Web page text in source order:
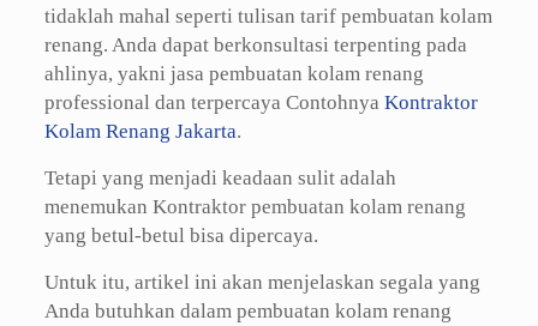
tidaklah mahal seperti tulisan tarif pembuatan kolam
renang. Anda dapat berkonsultasi terpenting pada
ahlinya, yakni jasa pembuatan kolam renang
professional dan terpercaya Contohnya Kontraktor
Kolam Renang Jakarta.
Tetapi yang menjadi keadaan sulit adalah
menemukan Kontraktor pembuatan kolam renang
yang betul-betul bisa dipercaya.
Untuk itu, artikel ini akan menjelaskan segala yang
Anda butuhkan dalam pembuatan kolam renang